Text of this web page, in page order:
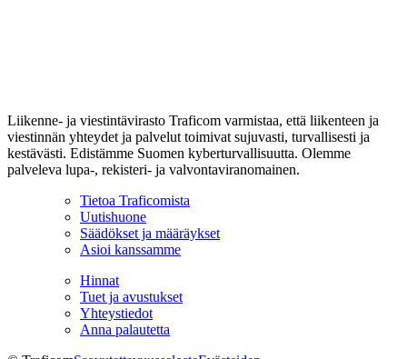
Liikenne- ja viestintävirasto Traficom varmistaa, että liikenteen ja
viestinnän yhteydet ja palvelut toimivat sujuvasti, turvallisesti ja
kestävästi. Edistämme Suomen kyberturvallisuutta. Olemme
palveleva lupa-, rekisteri- ja valvontaviranomainen.
Tietoa Traficomista
Uutishuone
Säädökset ja määräykset
Asioi kanssamme
Hinnat
Tuet ja avustukset
Yhteystiedot
Anna palautetta